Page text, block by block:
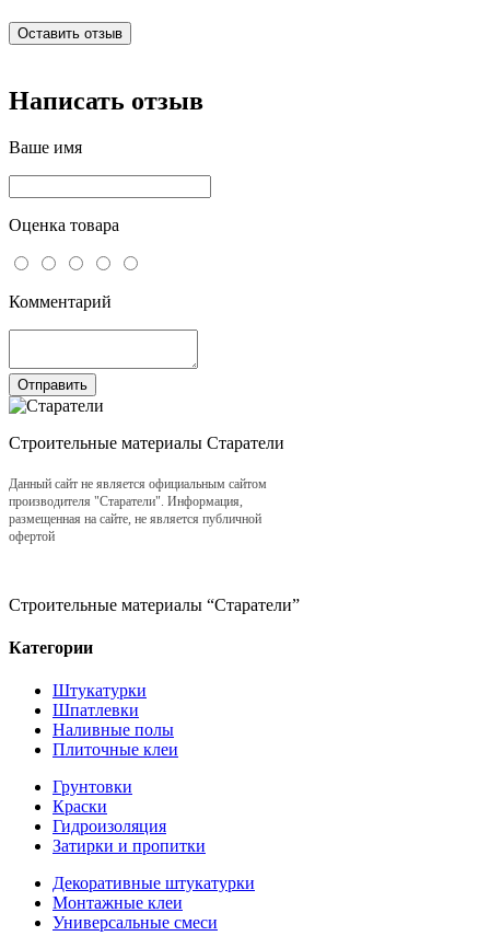
Оставить отзыв
Написать отзыв
Ваше имя
Оценка товара
Комментарий
Отправить
Строительные материалы Старатели
Данный сайт не является официальным сайтом
производителя "Старатели". Информация,
размещенная на сайте, не является публичной
офертой
Строительные материалы “Старатели”
Категории
Штукатурки
Шпатлевки
Наливные полы
Плиточные клеи
Грунтовки
Краски
Гидроизоляция
Затирки и пропитки
Декоративные штукатурки
Монтажные клеи
Универсальные смеси